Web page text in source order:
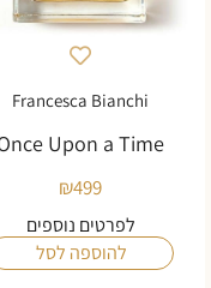
Francesca Bianchi
Once Upon a Time
₪499
לפרטים נוספים
להוספה לסל